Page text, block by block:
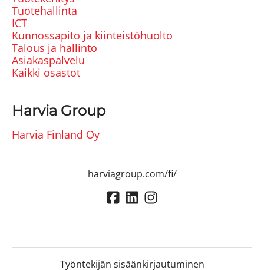
Tuotehallinta
ICT
Kunnossapito ja kiinteistöhuolto
Talous ja hallinto
Asiakaspalvelu
Kaikki osastot
Harvia Group
Harvia Finland Oy
harviagroup.com/fi/
Työntekijän sisäänkirjautuminen